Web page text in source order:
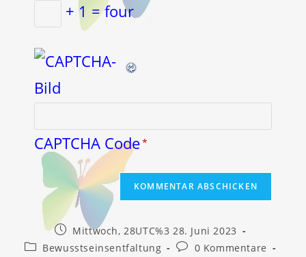
+ 1 = four
CAPTCHA Code*
Beitrag
veröffentlicht:
Mittwoch, 28UTC%3 28. Juni 2023
Beitrags-
Bewusstseinsentfaltung
Beitrags-
0 Kommentare